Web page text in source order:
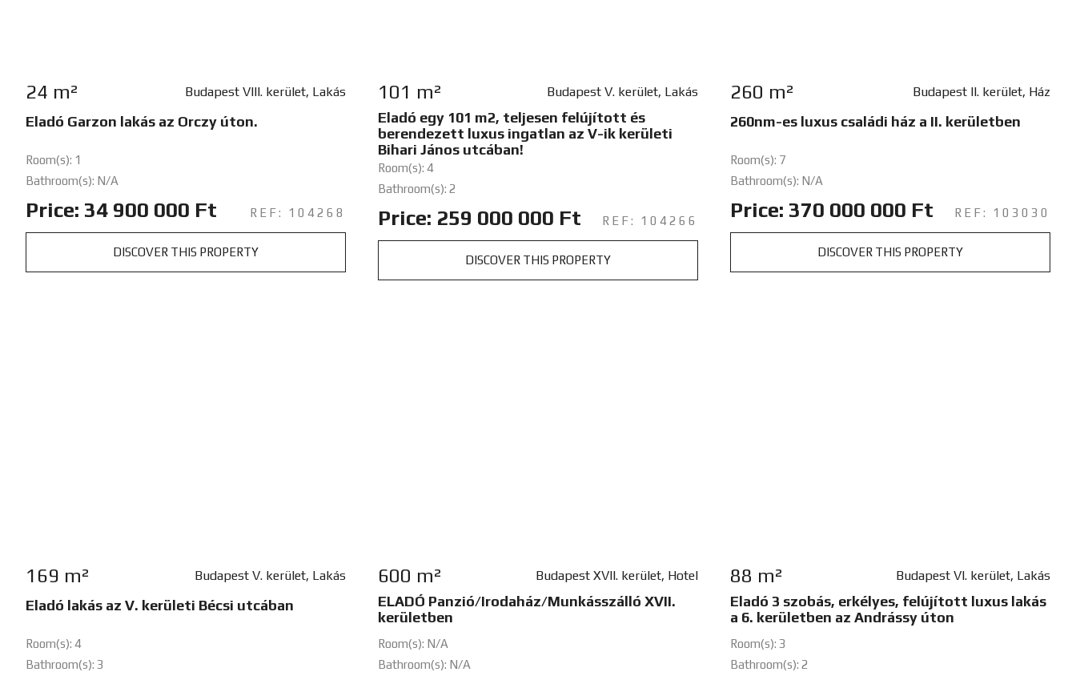
24 m² Budapest VIII. kerület, Lakás
Eladó Garzon lakás az Orczy úton.
Room(s): 1
Bathroom(s): N/A
Price: 34 900 000 Ft REF: 104268
DISCOVER THIS PROPERTY
101 m² Budapest V. kerület, Lakás
Eladó egy 101 m2, teljesen felújított és
berendezett luxus ingatlan az V-ik kerületi
Bihari János utcában!
Room(s): 4
Bathroom(s): 2
Price: 259 000 000 Ft REF: 104266
DISCOVER THIS PROPERTY
260 m² Budapest II. kerület, Ház
260nm-es luxus családi ház a II. kerületben
Room(s): 7
Bathroom(s): N/A
Price: 370 000 000 Ft REF: 103030
DISCOVER THIS PROPERTY
169 m² Budapest V. kerület, Lakás
Eladó lakás az V. kerületi Bécsi utcában
Room(s): 4
Bathroom(s): 3
600 m² Budapest XVII. kerület, Hotel
ELADÓ Panzió/Irodaház/Munkásszálló XVII.
kerületben
Room(s): N/A
Bathroom(s): N/A
88 m² Budapest VI. kerület, Lakás
Eladó 3 szobás, erkélyes, felújított luxus lakás
a 6. kerületben az Andrássy úton
Room(s): 3
Bathroom(s): 2